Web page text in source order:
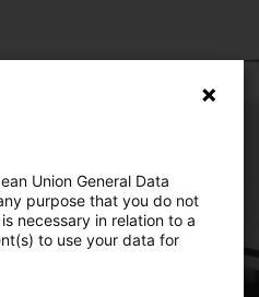
Union General Data
purpose that you do not
necessary in relation to a
to use your data for